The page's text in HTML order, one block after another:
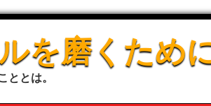
を磨くため
ととは。